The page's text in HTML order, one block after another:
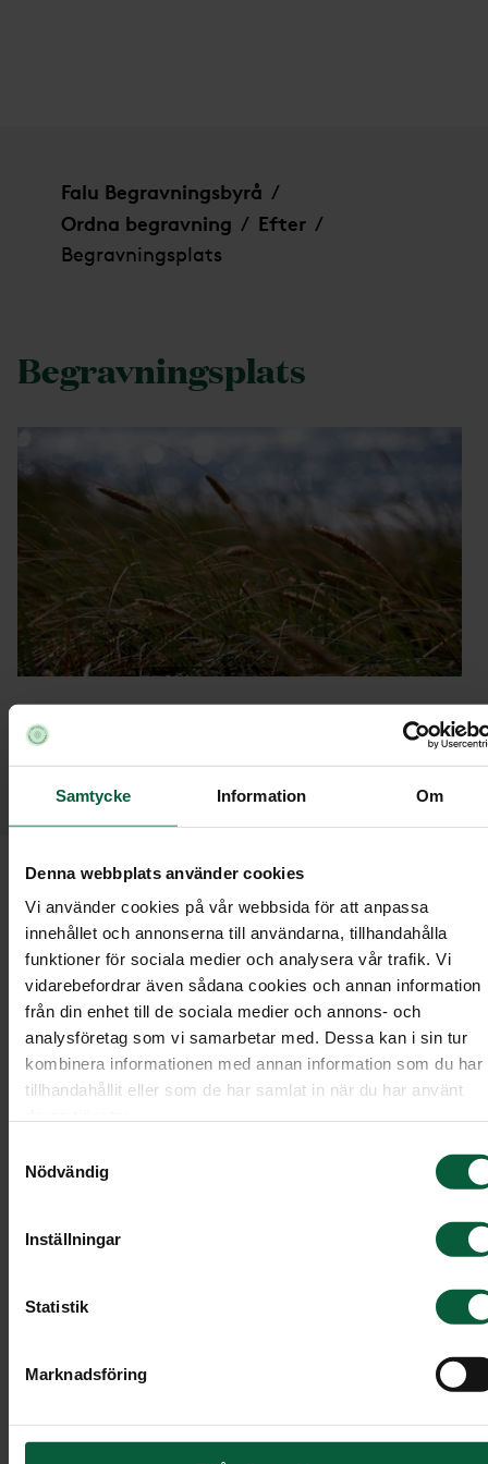
Samtycke Information Om
Denna webbplats använder cookies
Vi använder cookies på vår webbsida för att anpassa
innehållet och annonserna till användarna, tillhandahålla
funktioner för sociala medier och analysera vår trafik. Vi
vidarebefordrar även sådana cookies och annan information
från din enhet till de sociala medier och annons- och
analysföretag som vi samarbetar med. Dessa kan i sin tur
kombinera informationen med annan information som du har
tillhandahållit eller som de har samlat in när du har använt
Nödvändig
Inställningar
Statistik
Marknadsföring
Falu Begravningsbyrå /
Ordna begravning / Efter /
Begravningsplats
Begravningsplats
Efter begravningsceremonin ska stoftet
gravsättas och då kan du välja mellan
behöver du välja begravningsplats.
Välja gravsättning
Det finns två olika typer av gravsättning:
jordbegravning och kremering. Beroende på vilket
alternativ som väljs finns olika typ av
gravalternativ.
Jordbegravning
Vid en jordbegravning transporteras kistan till
begravningsplatsen och sänks i sin helhet ner i
anslutning till begravningsakten. En gravsättning
förbränns och askan samlas i en urna som de